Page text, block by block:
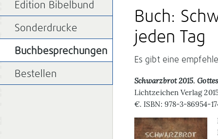
Buch:
jeden Tag
Es gibt eine
Schwarzbrot 2015.
Lichtzeichen Verlag
€. ISBN: 978-3-86954-
Edition Bibelbund
Sonderdrucke
Buchbesprechungen
Bestellen